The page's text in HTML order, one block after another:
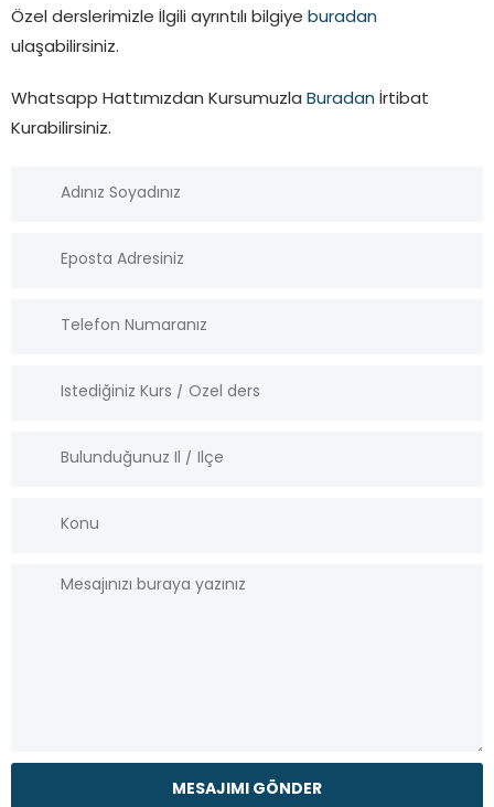
Özel derslerimizle İlgili ayrıntılı bilgiye buradan
ulaşabilirsiniz.
Whatsapp Hattımızdan Kursumuzla Buradan İrtibat
Kurabilirsiniz.